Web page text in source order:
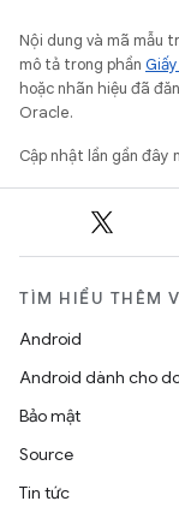
Nội dung và mã mẫu
mô tả trong phần
hoặc nhãn hiệu đã
Oracle.
Cập nhật lần gần
TÌM HIỂU THÊM
Android
Android dành cho
Bảo mật
Source
Tin tức